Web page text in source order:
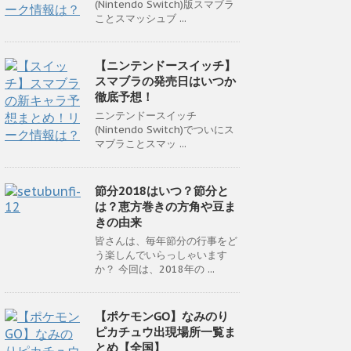
(Nintendo Switch)版スマブラ
ことスマッシュブ ...
【ニンテンドースイッチ】
スマブラの発売日はいつか
徹底予想！
ニンテンドースイッチ
(Nintendo Switch)でついにス
マブラことスマッ ...
節分2018はいつ？節分と
は？恵方巻きの方角や豆ま
きの由来
皆さんは、毎年節分の行事をど
う楽しんでいらっしゃいます
か？ 今回は、2018年の ...
【ポケモンGO】なみのり
ピカチュウ出現場所一覧ま
とめ【全国】